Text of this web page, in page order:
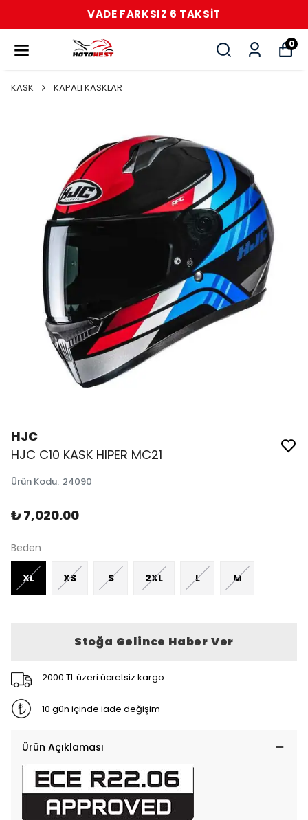
VADE FARKSIZ 6 TAKSİT
0
KASK KAPALI KASKLAR
HJC
HJC C10 KASK HIPER MC21
Ürün Kodu: 24090
₺ 7,020.00
Beden
XL XS S 2XL L M
Stoğa Gelince Haber Ver
2000 TL üzeri ücretsiz kargo
10 gün içinde iade değişim
Ürün Açıklaması